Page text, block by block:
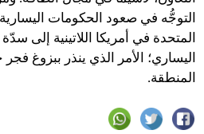
التوجُّه في صعود الحكومات
المتحدة في أمريكا اللاتينية إلى
اليساري؛ الأمر الذي ينذر ببزوغ
المنطقة.